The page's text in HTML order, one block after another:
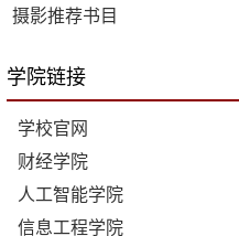
摄影推荐书目
学院链接
学校官网
财经学院
人工智能学院
信息工程学院